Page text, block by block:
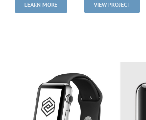
LEARN MORE VIEW PROJECT